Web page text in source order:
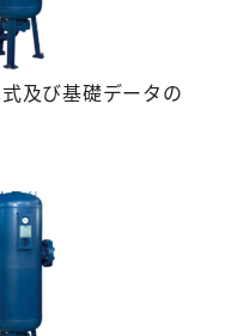
及び基礎データの